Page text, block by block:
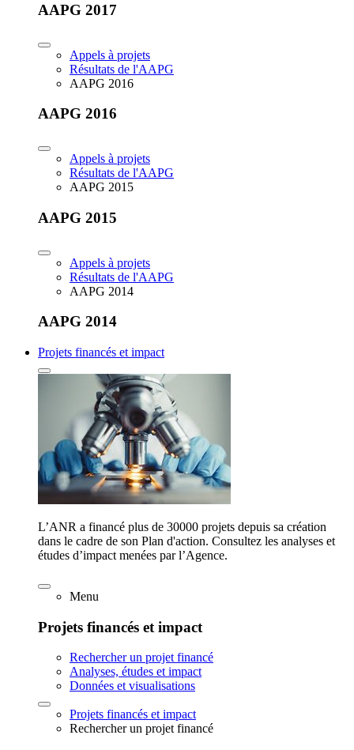
AAPG 2017
Appels à projets
Résultats de l'AAPG
AAPG 2016
AAPG 2016
Appels à projets
Résultats de l'AAPG
AAPG 2015
AAPG 2015
Appels à projets
Résultats de l'AAPG
AAPG 2014
AAPG 2014
Projets financés et impact
L’ANR a financé plus de 30000 projets depuis sa création
dans le cadre de son Plan d'action. Consultez les analyses et
études d’impact menées par l’Agence.
Menu
Projets financés et impact
Rechercher un projet financé
Analyses, études et impact
Données et visualisations
Projets financés et impact
Rechercher un projet financé